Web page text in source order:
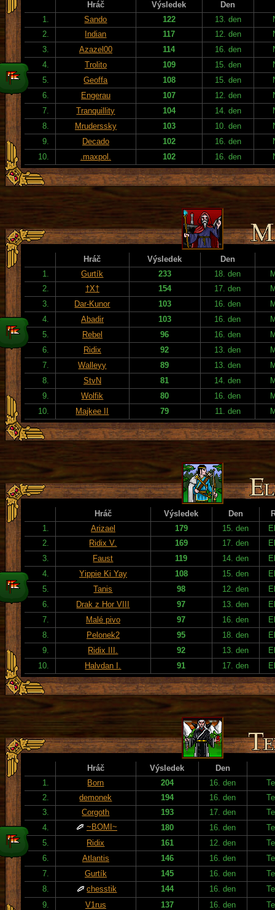
Hráč Výsledek
Den
1.
Sando 122 13. den
2.
Indian 117 12. den
3.
Azazel00 114 16. den
4.
Trolito 109 15. den
5.
Geoffa 108 15. den
6.
Engerau 107 12. den
7.
Tranquillity 104 14. den
8.
Mruderssky 103 10. den
9.
Decado 102 16. den
10.
.maxpol. 102 16. den
Hráč Výsledek
Den
1.
Gurtík 233 18. den
2.
†X† 154 17. den
3.
Dar-Kunor 103 16. den
4.
Abadir 103 16. den
5.
Rebel 96 16. den
6.
Ridix 92 13. den
7.
Walleyy 89 13. den
8.
StvN 81 14. den
9.
Wolfik 80 16. den
10.
Majkee II 79 11. den
Hráč Výsledek Den
1.
Arizael 179 15. den
2.
Ridix V. 169 17. den
3.
Faust 119 14. den
4.
Yippie Ki Yay 108 15. den
5.
Tanis 98 12. den
6.
Drak z Hor VIII 97 13. den
7.
Malé pivo 97 16. den
8.
Pelonek2 95 18. den
9.
Ridix III. 92 13. den
10.
Halvdan I. 91 17. den
Hráč Výsledek
Den
1.
Born 204 16. den
2.
demonek 194 16. den
3.
Corgoth 193 17. den
4.
~BOMI~ 180 16. den
5.
Ridix 161 12. den
6.
Atlantis 146 16. den
7.
Gurtík 145 16. den
8.
chesstik 144 16. den
9.
V1rus 137 16. den